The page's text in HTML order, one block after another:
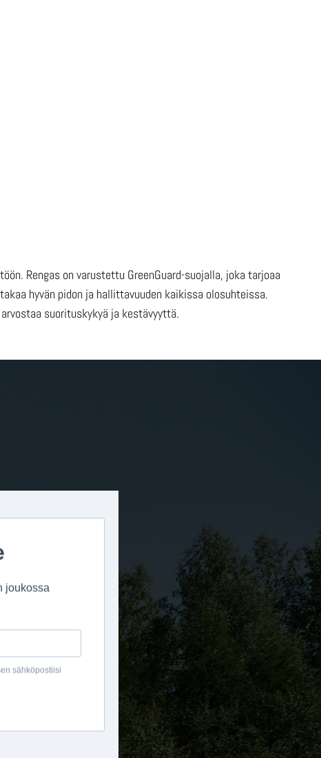
Rengas on varustettu GreenGuard-suojalla, joka tarjoaa
hyvän pidon ja hallittavuuden kaikissa olosuhteissa.
suorituskykyä ja kestävyyttä.